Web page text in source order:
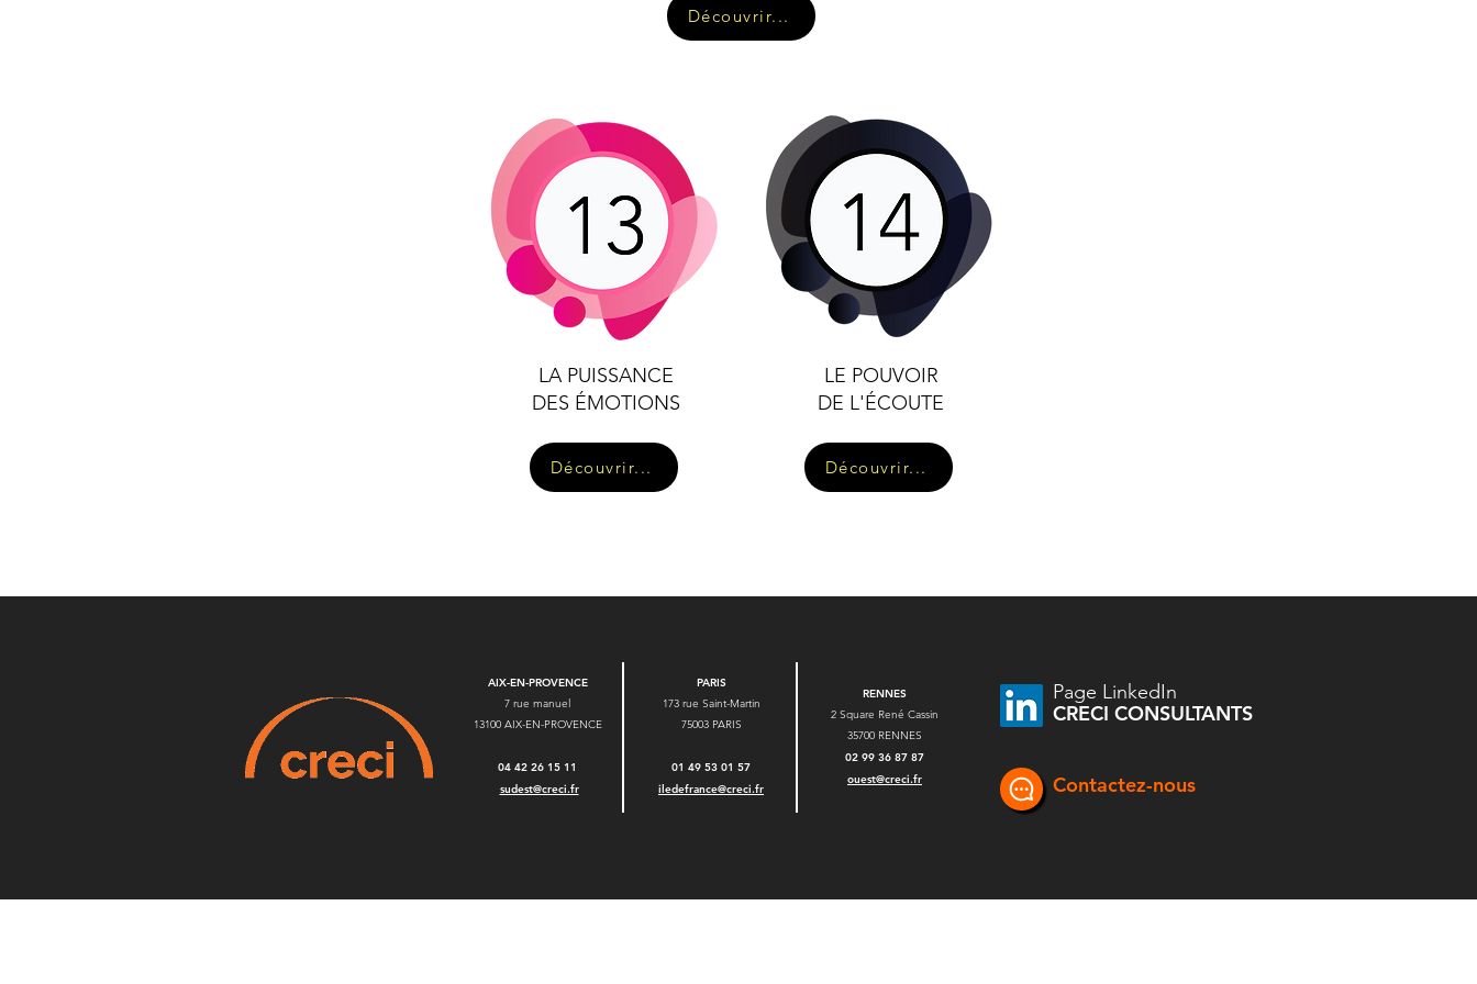
Découvrir...
LA PUISSANCE
DES ÉMOTIONS
Découvrir...
LE POUVOIR
DE L'ÉCOUTE
Découvrir...
AIX-EN-PROVENCE
7 rue manuel
13100 AIX-EN-PROVENCE
04 42 26 15 11
sudest@creci.fr
PARIS
173 rue Saint-Martin
75003 PARIS
01 49 53 01 57
iledefrance@creci.fr
RENNES
2 Square René Cassin
35700 RENNES
02 99 36 87 87
ouest@creci.fr
Page LinkedIn
CRECI CONSULTANTS
Contactez-nous